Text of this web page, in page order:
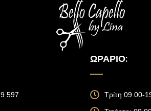
597
ΩΡΆΡΙΟ:
Τρίτη 09.00-